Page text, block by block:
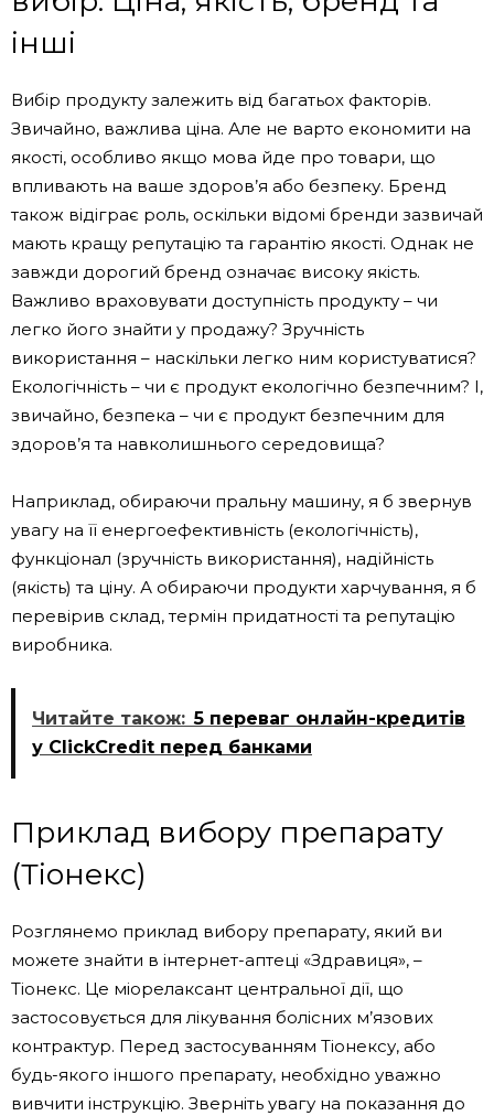
інші
Вибір продукту залежить від багатьох факторів.
Звичайно, важлива ціна. Але не варто економити на
якості, особливо якщо мова йде про товари, що
впливають на ваше здоров’я або безпеку. Бренд
також відіграє роль, оскільки відомі бренди зазвичай
мають кращу репутацію та гарантію якості. Однак не
завжди дорогий бренд означає високу якість.
Важливо враховувати доступність продукту – чи
легко його знайти у продажу? Зручність
використання – наскільки легко ним користуватися?
Екологічність – чи є продукт екологічно безпечним? І,
звичайно, безпека – чи є продукт безпечним для
здоров’я та навколишнього середовища?
Наприклад, обираючи пральну машину, я б звернув
увагу на її енергоефективність (екологічність),
функціонал (зручність використання), надійність
(якість) та ціну. А обираючи продукти харчування, я б
перевірив склад, термін придатності та репутацію
виробника.
Читайте також: 5 переваг онлайн-кредитів
у ClickCredit перед банками
Приклад вибору препарату
(Тіонекс)
Розглянемо приклад вибору препарату, який ви
можете знайти в інтернет-аптеці «Здравиця», –
Тіонекс. Це міорелаксант центральної дії, що
застосовується для лікування болісних м’язових
контрактур. Перед застосуванням Тіонексу, або
будь-якого іншого препарату, необхідно уважно
вивчити інструкцію. Зверніть увагу на показання до